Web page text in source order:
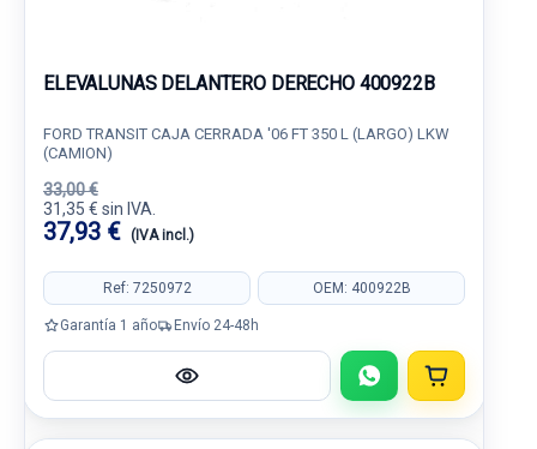
ELEVALUNAS DELANTERO DERECHO 400922B
FORD TRANSIT CAJA CERRADA '06 FT 350 L (LARGO) LKW
(CAMION)
33,00 €
31,35 € sin IVA.
37,93 € (IVA incl.)
Ref: 7250972 OEM: 400922B
Garantía 1 año Envío 24-48h